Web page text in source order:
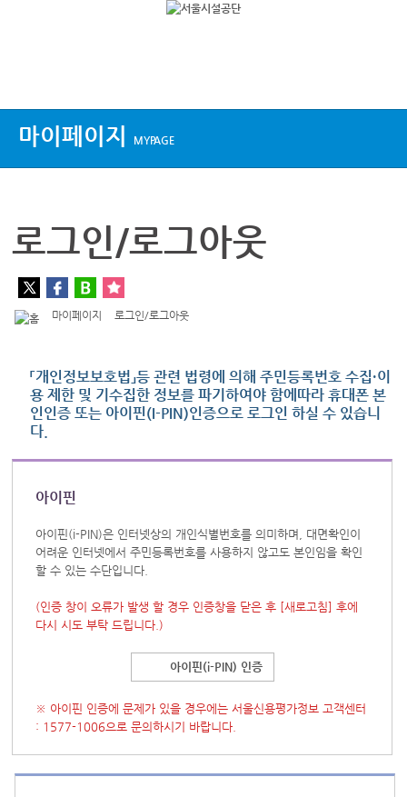
마이페이지 MYPAGE
로그인/로그아웃
마이페이지 로그인/로그아웃
「개인정보보호법」등 관련 법령에 의해 주민등록번호 수집·이
용 제한 및 기수집한 정보를 파기하여야 함에따라 휴대폰 본
인인증 또는 아이핀(I-PIN)인증으로 로그인 하실 수 있습니
다.
아이핀
아이핀(i-PIN)은 인터넷상의 개인식별번호를 의미하며, 대면확인이
어려운 인터넷에서 주민등록번호를 사용하지 않고도 본인임을 확인
할 수 있는 수단입니다.
(인증 창이 오류가 발생 할 경우 인증창을 닫은 후 [새로고침] 후에
다시 시도 부탁 드립니다.)
아이핀(i-PIN) 인증
※ 아이핀 인증에 문제가 있을 경우에는 서울신용평가정보 고객센터
: 1577-1006으로 문의하시기 바랍니다.